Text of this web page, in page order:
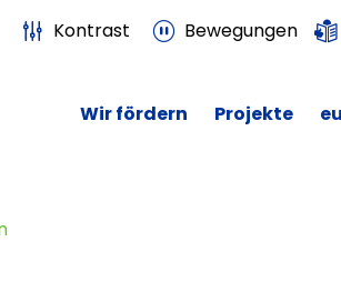
Kontrast Bewegungen
Wir fördern Projekte